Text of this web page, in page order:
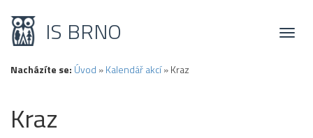
Toggle
IS BRNO
Nacházíte se: Úvod »Kalendář akcí»Kraz
Kraz